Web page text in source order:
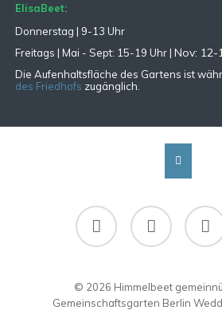
ElisaBeet:
Donnerstag | 9-13 Uhr
Freitags | Mai - Sept: 15-19 Uhr | Nov: 12-
Die Aufenhaltsfläche des Gartens ist
des Friedhofs zugänglich.
© 2026 Himmelbeet
Gemeinschaftsgarten Berlin